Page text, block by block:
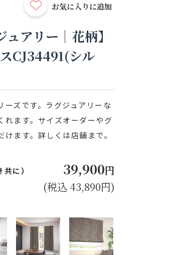
お気に入りに追加
アリー｜花柄】
CJ34491(シル
ーズです。ラグジュアリーな
れます。サイズオーダーやグ
ます。詳しくは店舗まで。
に） 39,900円
(税込 43,890円)